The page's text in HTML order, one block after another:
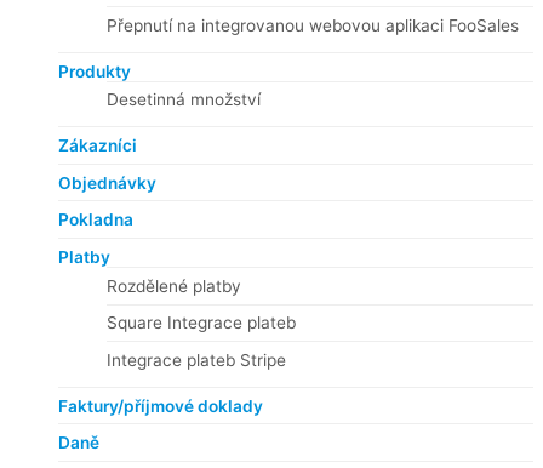
Přepnutí na integrovanou webovou aplikaci FooSales
Produkty
Desetinná množství
Zákazníci
Objednávky
Pokladna
Platby
Rozdělené platby
Square Integrace plateb
Integrace plateb Stripe
Faktury/příjmové doklady
Daně